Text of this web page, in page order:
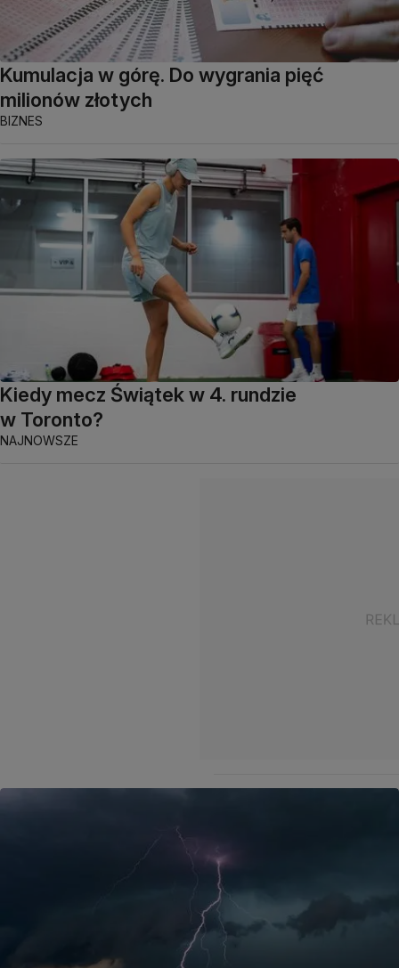
Kumulacja w górę. Do wygrania pięć
milionów złotych
BIZNES
Kiedy mecz Świątek w 4. rundzie
w Toronto?
NAJNOWSZE